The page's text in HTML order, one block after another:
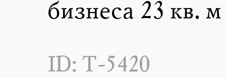
бизнеса 23 кв. м
ID: T-5420